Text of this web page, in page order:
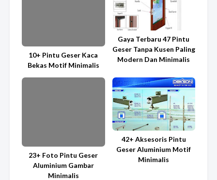
10+ Pintu Geser Kaca
Bekas Motif Minimalis
Gaya Terbaru 47 Pintu
Geser Tanpa Kusen Paling
Modern Dan Minimalis
23+ Foto Pintu Geser
Aluminium Gambar
Minimalis
42+ Aksesoris Pintu
Geser Aluminium Motif
Minimalis